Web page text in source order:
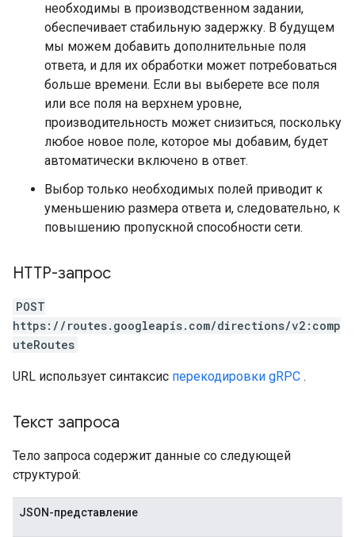
необходимы в производственном задании,
обеспечивает стабильную задержку. В будущем
мы можем добавить дополнительные поля
ответа, и для их обработки может потребоваться
больше времени. Если вы выберете все поля
или все поля на верхнем уровне,
производительность может снизиться, поскольку
любое новое поле, которое мы добавим, будет
автоматически включено в ответ.
Выбор только необходимых полей приводит к
уменьшению размера ответа и, следовательно, к
повышению пропускной способности сети.
HTTP-запрос
POST
https://routes.googleapis.com/directions/v2:comp
uteRoutes
URL использует синтаксис перекодировки gRPC .
Текст запроса
Тело запроса содержит данные со следующей
структурой:
JSON-представление